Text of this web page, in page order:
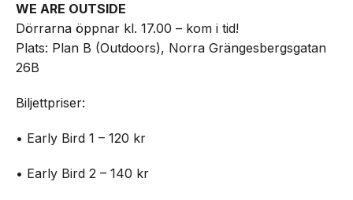
WE ARE OUTSIDE
Dörrarna öppnar kl. 17.00 – kom i tid!
Plats: Plan B (Outdoors), Norra Grängesbergsgatan
26B
Biljettpriser:
• Early Bird 1 – 120 kr
• Early Bird 2 – 140 kr